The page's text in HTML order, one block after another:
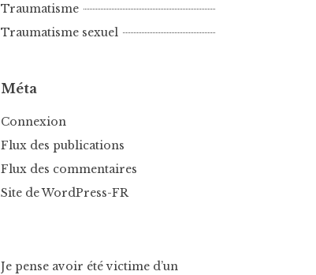
Traumatisme
Traumatisme sexuel
Méta
Connexion
Flux des publications
Flux des commentaires
Site de WordPress-FR
Je pense avoir été victime d’un